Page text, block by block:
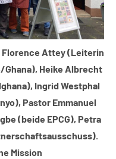
Florence Attey (Leiterin
Heike Albrecht
Ingrid Westphal
Pastor Emmanuel
(beide EPCG), Petra
Mission